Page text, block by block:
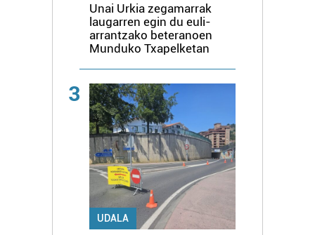
Unai Urkia zegamarrak
laugarren egin du euli-
arrantzako beteranoen
Munduko Txapelketan
3
UDALA